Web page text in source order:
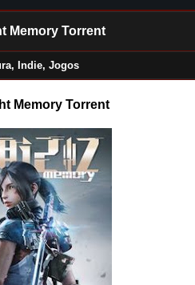
Memory Torrent
, Indie, Jogos
Memory Torrent